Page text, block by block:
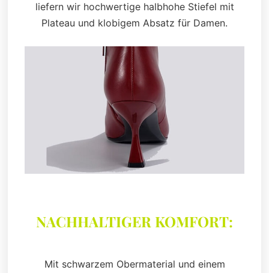
liefern wir hochwertige halbhohe Stiefel mit
Plateau und klobigem Absatz für Damen.
NACHHALTIGER KOMFORT:
Mit schwarzem Obermaterial und einem